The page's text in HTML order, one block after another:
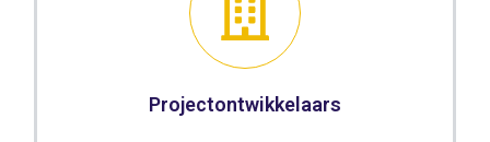
Projectontwikkelaars